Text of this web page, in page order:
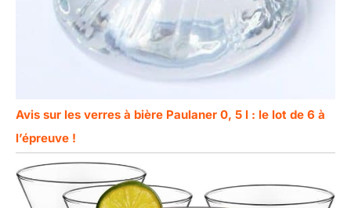
Avis sur les verres à bière Paulaner 0, 5 l : le lot de 6 à
l’épreuve !